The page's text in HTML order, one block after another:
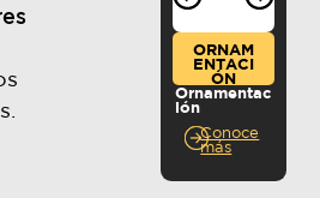
ORNAM
ENTACI
ÓN
Ornamentac
ión
Conoce
más